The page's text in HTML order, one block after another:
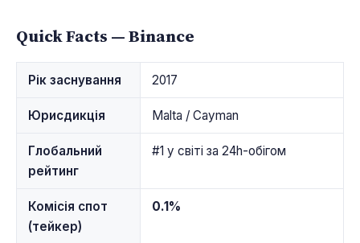
Quick Facts — Binance
Рік заснування 2017
Юрисдикція Malta / Cayman
Глобальний
рейтинг
#1 у світі за 24h-обігом
Комісія спот
(тейкер)
0.1%